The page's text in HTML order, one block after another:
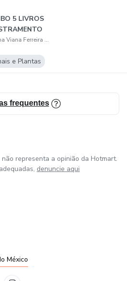
5 LIVROS
Luciana Viana Ferreira Camata
e Plantas
frequentes
representa a opinião da Hotmart.
denuncie aqui
México